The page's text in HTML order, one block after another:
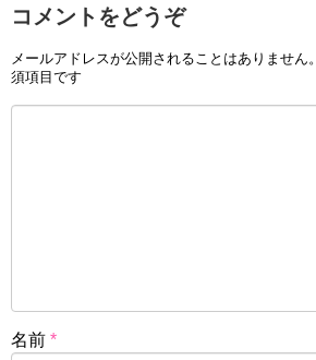
コメントをどうぞ
メールアドレスが公開されることはありません。
須項目です
名前 *